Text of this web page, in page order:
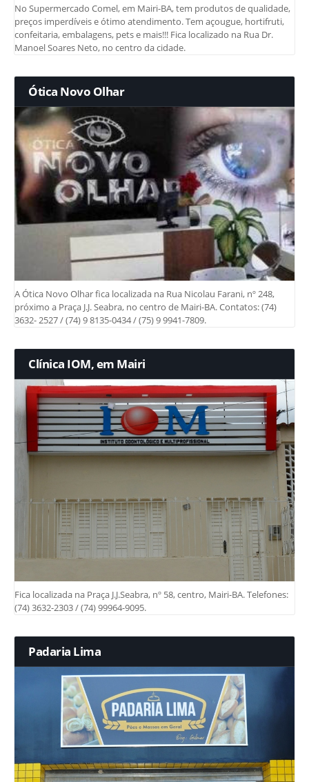
No Supermercado Comel, em Mairi-BA, tem produtos de qualidade,
preços imperdíveis e ótimo atendimento. Tem açougue, hortifruti,
confeitaria, embalagens, pets e mais!!! Fica localizado na Rua Dr.
Manoel Soares Neto, no centro da cidade.
Ótica Novo Olhar
A Ótica Novo Olhar fica localizada na Rua Nicolau Farani, nº 248,
próximo a Praça J.J. Seabra, no centro de Mairi-BA. Contatos: (74)
3632- 2527 / (74) 9 8135-0434 / (75) 9 9941-7809.
Clínica IOM, em Mairi
Fica localizada na Praça J.J.Seabra, nº 58, centro, Mairi-BA. Telefones:
(74) 3632-2303 / (74) 99964-9095.
Padaria Lima